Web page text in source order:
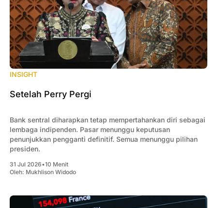
INSIGHT
Setelah Perry Pergi
Bank sentral diharapkan tetap mempertahankan diri sebagai
lembaga indipenden. Pasar menunggu keputusan
penunjukkan pengganti definitif. Semua menunggu pilihan
presiden.
31 Jul 2026•10 Menit
Oleh: Mukhlison Widodo